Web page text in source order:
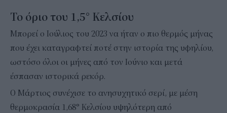
Το όριο του 1,5° Κελσίου
Μπορεί ο Ιούλιος του 2023 να ήταν ο πιο θερμός μήνας
που έχει καταγραφτεί ποτέ στην ιστορία της υφηλίου,
ωστόσο όλοι οι μήνες από τον Ιούνιο και μετά
έσπασαν ιστορικά ρεκόρ.
Ο Μάρτιος συνέχισε το ανησυχητικό σερί, με μέση
θερμοκρασία 1,68° Κελσίου υψηλότερη από